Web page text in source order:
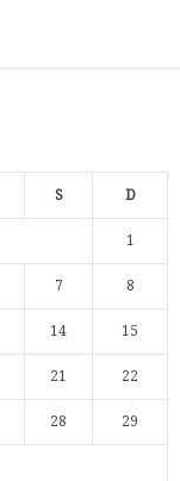
S D
1
7 8
14 15
21 22
28 29